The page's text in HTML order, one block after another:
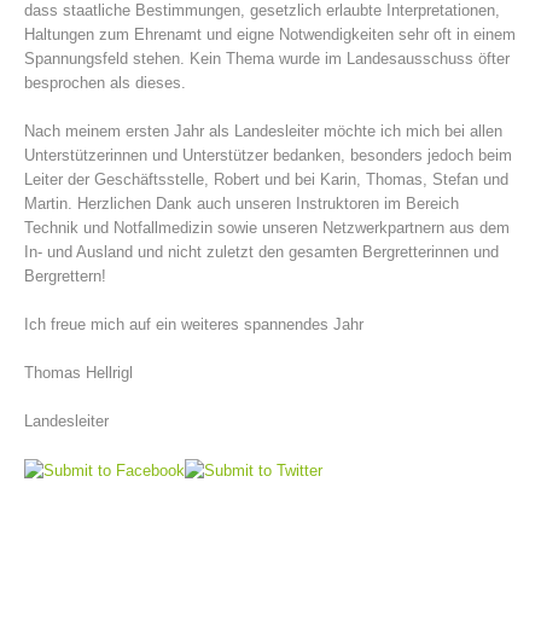
dass staatliche Bestimmungen, gesetzlich erlaubte Interpretationen,
Haltungen zum Ehrenamt und eigne Notwendigkeiten sehr oft in einem
Spannungsfeld stehen. Kein Thema wurde im Landesausschuss öfter
besprochen als dieses.
Nach meinem ersten Jahr als Landesleiter möchte ich mich bei allen
Unterstützerinnen und Unterstützer bedanken, besonders jedoch beim
Leiter der Geschäftsstelle, Robert und bei Karin, Thomas, Stefan und
Martin. Herzlichen Dank auch unseren Instruktoren im Bereich
Technik und Notfallmedizin sowie unseren Netzwerkpartnern aus dem
In- und Ausland und nicht zuletzt den gesamten Bergretterinnen und
Bergrettern!
Ich freue mich auf ein weiteres spannendes Jahr
Thomas Hellrigl
Landesleiter